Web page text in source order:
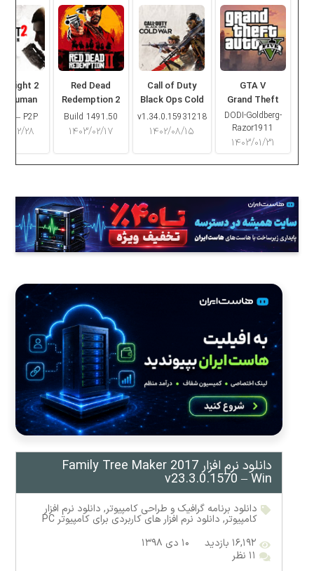
GTA V
Grand Theft
Auto V
DODI-Goldberg-
Razor1911
۱۴۰۳/۰۱/۳۱
Call of Duty
Black Ops Cold
War
v1.34.0.15931218
۱۴۰۲/۰۸/۱۵
Red Dead
Redemption 2
Build 1491.50
۱۴۰۳/۰۲/۱۷
Light 2
Human
– P2P
۱۴۰۳/
دانلود نرم افزار Family Tree Maker 2017
v23.3.0.1570 – Win
دانلود برنامه گرافیک و طراحی کامپیوتر, دانلود نرم افزار
کامپیوتر, دانلود نرم افزار های کاربردی برای کامپیوتر PC
۱۶,۱۹۲ بازدید
۱۰ دی ۱۳۹۸
۱۱ نظر